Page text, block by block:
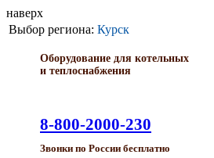
наверх
Выбор региона: Курск
Оборудование для котельных
и теплоснабжения
8-800-2000-230
Звонки по России бесплатно